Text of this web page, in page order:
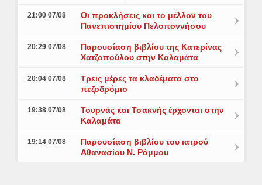
21:00 07/08
Οι προκλήσεις και το μέλλον του
Πανεπιστημίου Πελοποννήσου
20:29 07/08
Παρουσίαση βιβλίου της Κατερίνας
Χατζοπούλου στην Καλαμάτα
20:04 07/08
Τρεις μέρες τα κλαδέματα στο
πεζοδρόμιο
19:38 07/08
Τουρνάς και Τσακνής έρχονται στην
Καλαμάτα
19:14 07/08
Παρουσίαση βιβλίου του ιατρού
Αθανασίου Ν. Ράμμου